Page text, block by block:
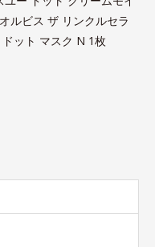
ルビス ザ リンクルセラ
ット マスク N 1枚